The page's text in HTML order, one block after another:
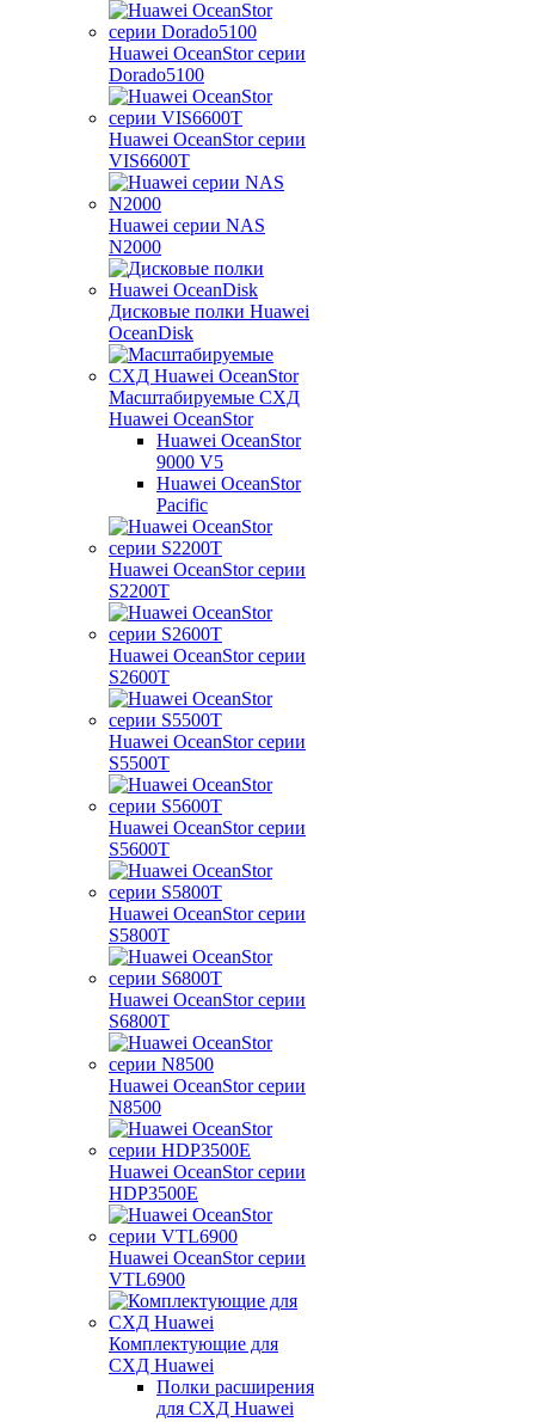
Huawei OceanStor серии
Dorado5100
Huawei OceanStor серии
VIS6600T
Huawei серии NAS
N2000
Дисковые полки Huawei
OceanDisk
Масштабируемые СХД
Huawei OceanStor
Huawei OceanStor
9000 V5
Huawei OceanStor
Pacific
Huawei OceanStor серии
S2200T
Huawei OceanStor серии
S2600T
Huawei OceanStor серии
S5500T
Huawei OceanStor серии
S5600T
Huawei OceanStor серии
S5800T
Huawei OceanStor серии
S6800T
Huawei OceanStor серии
N8500
Huawei OceanStor серии
HDP3500E
Huawei OceanStor серии
VTL6900
Комплектующие для
СХД Huawei
Полки расширения
для СХД Huawei